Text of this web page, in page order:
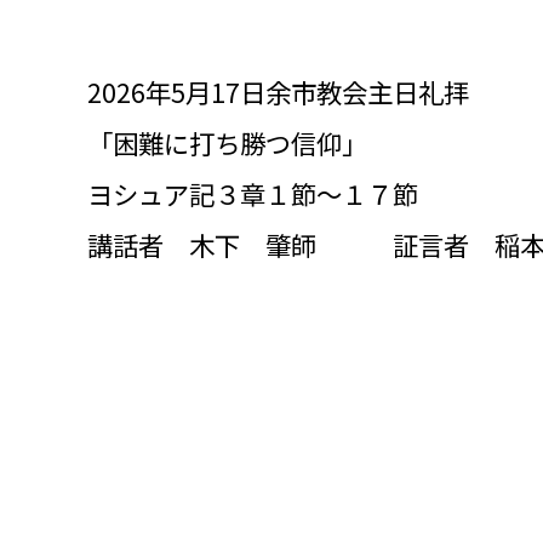
2026年5月17日余市教会主日礼拝
「困難に打ち勝つ信仰」
ヨシュア記３章１節～１７節
講話者 木下 肇師 証言者 稲